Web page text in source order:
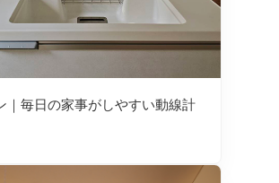
｜毎日の家事がしやすい動線計